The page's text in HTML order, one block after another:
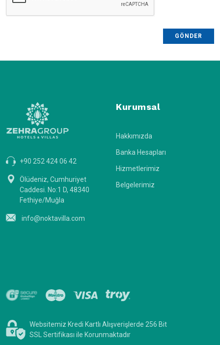
GÖNDER
+90 252 424 06 42
Ölüdeniz, Cumhuriyet
Caddesi. No:1 D, 48340
Fethiye/Muğla
info@noktavilla.com
Kurumsal
Hakkımızda
Banka Hesapları
Hizmetlerimiz
Belgelerimiz
Websitemiz Kredi Kartlı Alışverişlerde 256 Bit
SSL Sertifikası ile Korunmaktadır